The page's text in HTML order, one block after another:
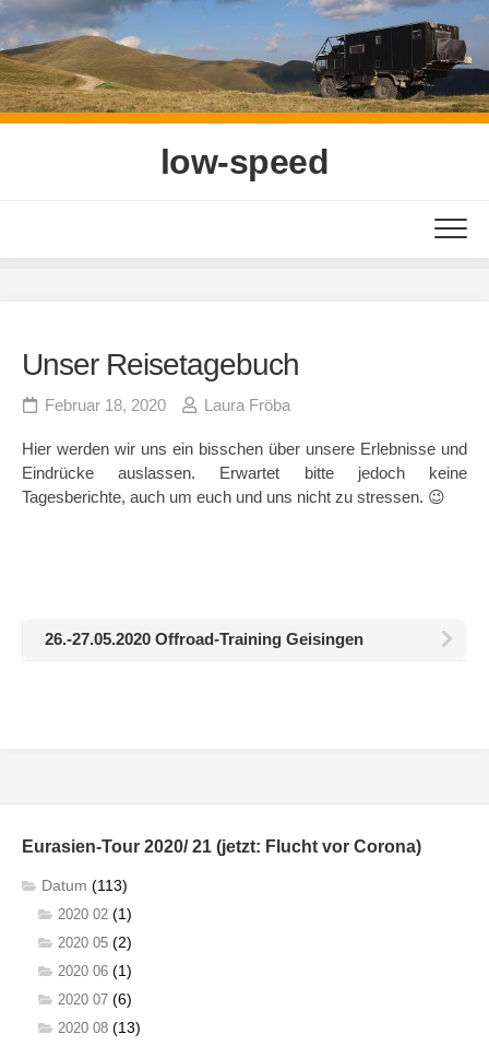
Skip
to
content
low-speed
Unser Reisetagebuch
Februar 18, 2020 Laura Fröba
Hier werden wir uns ein bisschen über unsere Erlebnisse und
Eindrücke auslassen. Erwartet bitte jedoch keine
Tagesberichte, auch um euch und uns nicht zu stressen. 😉
26.-27.05.2020 Offroad-Training Geisingen
Eurasien-Tour 2020/ 21 (jetzt: Flucht vor Corona)
Datum (113)
2020 02 (1)
2020 05 (2)
2020 06 (1)
2020 07 (6)
2020 08 (13)